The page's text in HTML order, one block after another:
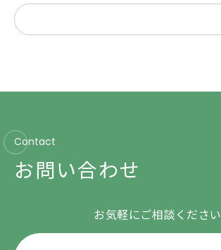
Contact
お問い合わせ
お気軽にご相談ください